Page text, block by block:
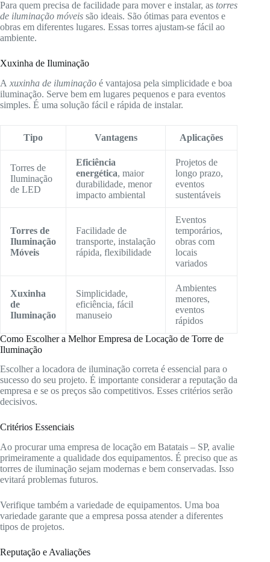
Para quem precisa de facilidade para mover e instalar, as torres
de iluminação móveis são ideais. São ótimas para eventos e
obras em diferentes lugares. Essas torres ajustam-se fácil ao
ambiente.
Xuxinha de Iluminação
A xuxinha de iluminação é vantajosa pela simplicidade e boa
iluminação. Serve bem em lugares pequenos e para eventos
simples. É uma solução fácil e rápida de instalar.
Tipo Vantagens Aplicações
Torres de
Iluminação
de LED
Eficiência
energética, maior
durabilidade, menor
impacto ambiental
Projetos de
longo prazo,
eventos
sustentáveis
Torres de
Iluminação
Móveis
Facilidade de
transporte, instalação
rápida, flexibilidade
Eventos
temporários,
obras com
locais
variados
Xuxinha
de
Iluminação
Simplicidade,
eficiência, fácil
manuseio
Ambientes
menores,
eventos
rápidos
Como Escolher a Melhor Empresa de Locação de Torre de
Iluminação
Escolher a locadora de iluminação correta é essencial para o
sucesso do seu projeto. É importante considerar a reputação da
empresa e se os preços são competitivos. Esses critérios serão
decisivos.
Critérios Essenciais
Ao procurar uma empresa de locação em Batatais – SP, avalie
primeiramente a qualidade dos equipamentos. É preciso que as
torres de iluminação sejam modernas e bem conservadas. Isso
evitará problemas futuros.
Verifique também a variedade de equipamentos. Uma boa
variedade garante que a empresa possa atender a diferentes
tipos de projetos.
Reputação e Avaliações